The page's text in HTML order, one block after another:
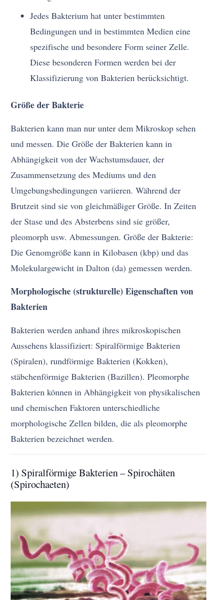
Jedes Bakterium hat unter bestimmten
Bedingungen und in bestimmten Medien eine
spezifische und besondere Form seiner Zelle.
Diese besonderen Formen werden bei der
Klassifizierung von Bakterien berücksichtigt.
Größe der Bakterie
Bakterien kann man nur unter dem Mikroskop sehen
und messen. Die Größe der Bakterien kann in
Abhängigkeit von der Wachstumsdauer, der
Zusammensetzung des Mediums und den
Umgebungsbedingungen variieren. Während der
Brutzeit sind sie von gleichmäßiger Größe. In Zeiten
der Stase und des Absterbens sind sie größer,
pleomorph usw. Abmessungen. Größe der Bakterie:
Die Genomgröße kann in Kilobasen (kbp) und das
Molekulargewicht in Dalton (da) gemessen werden.
Morphologische (strukturelle) Eigenschaften von
Bakterien
Bakterien werden anhand ihres mikroskopischen
Aussehens klassifiziert: Spiralförmige Bakterien
(Spiralen), rundförmige Bakterien (Kokken),
stäbchenförmige Bakterien (Bazillen). Pleomorphe
Bakterien können in Abhängigkeit von physikalischen
und chemischen Faktoren unterschiedliche
morphologische Zellen bilden, die als pleomorphe
Bakterien bezeichnet werden.
1) Spiralförmige Bakterien – Spirochäten
(Spirochaeten)